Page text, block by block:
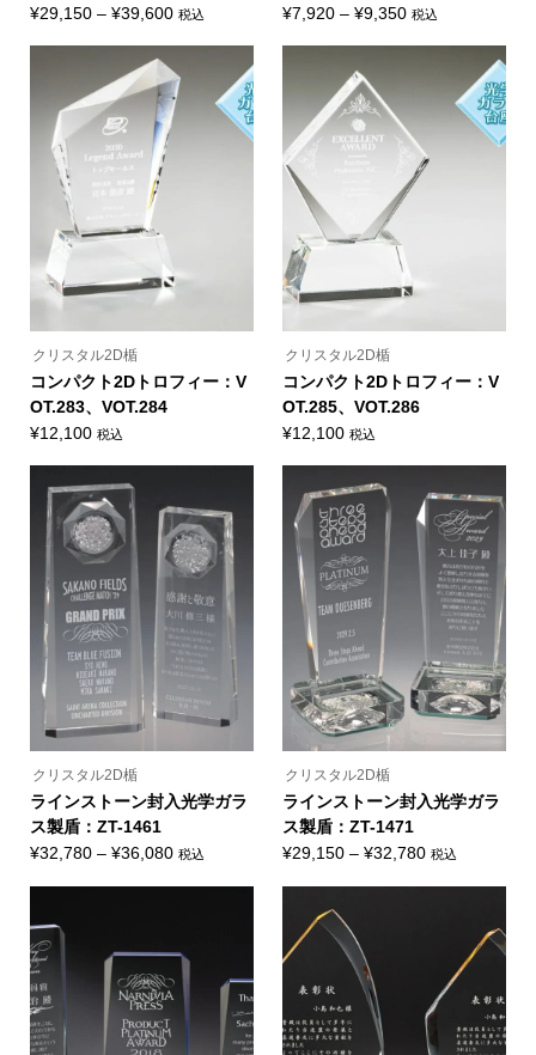
ョ
は
す
ョ
は
か
ら
選
択
ま
す
¥29,150 – ¥39,600価
¥29,150
–
税込
の
ョ
が
り
ま
す。
オ
プ
シ
ョ
は
で
き
す
¥7,920 –¥9,350価
¥9,350
税込
の
数
の
バ
シ
ョ
ン
が
り
ま
す。
オ
プ
シ
ョ
は
ペ
ー
ジ
か
す
クリスタル2D楯
コンパクト2Dトロフィー：V
OT.283、VOT.284
¥12,100 税込
の
リ
エ
シ
ョ
ン
が
あ
り
ま
す。
オ
プ
シ
ョ
は
ペ
ー
ジ
か
ら
選
択
クリスタル2D楯
コンパクト2Dトロフィー：V
OT.285、VOT.286
¥12,100 税込
の
に
は
複
数
ョ
ン
が
り
ま
す。
オ
プ
シ
ョ
は
ペ
ー
ジ
選
択
クリスタル2D楯
ラインストーン封入光学ガラ
ス製盾：ZT-1461
¥32,780 – ¥36,080価
–
¥36,080
税込
の
に
は
複
数
の
バ
リ
クリスタル2D楯
ラインストーン封入光学ガラ
ス製盾：ZT-1471
¥29,150 –¥32,780価
¥29,150
¥32,780
税込
の
に
は
複
バ
リ